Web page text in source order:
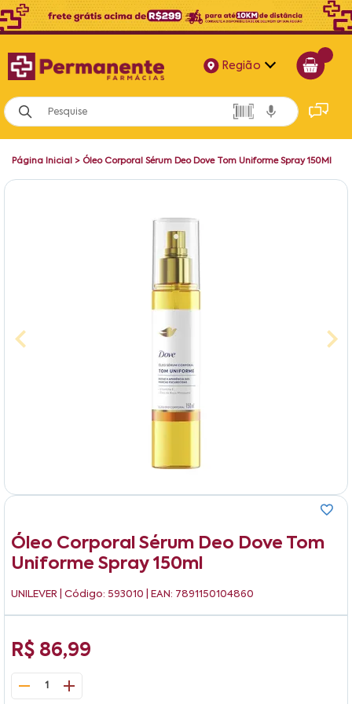
Região
Alagoas
Bahia
Página Inicial > Óleo Corporal Sérum Deo Dove Tom Uniforme Spray 150Ml
Óleo Corporal Sérum Deo Dove Tom
Uniforme Spray 150ml
UNILEVER | Código: 593010 | EAN: 7891150104860
R$ 86,99
1